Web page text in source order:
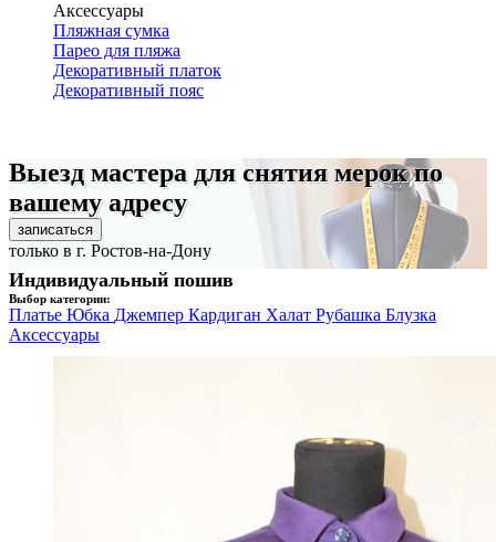
Аксессуары
Пляжная сумка
Парео для пляжа
Декоративный платок
Декоративный пояс
Выезд мастера для снятия мерок по
вашему адресу
записаться
только в г. Ростов-на-Дону
Индивидуальный пошив
Выбор категории:
Платье Юбка Джемпер Кардиган Халат Рубашка Блузка
Аксессуары